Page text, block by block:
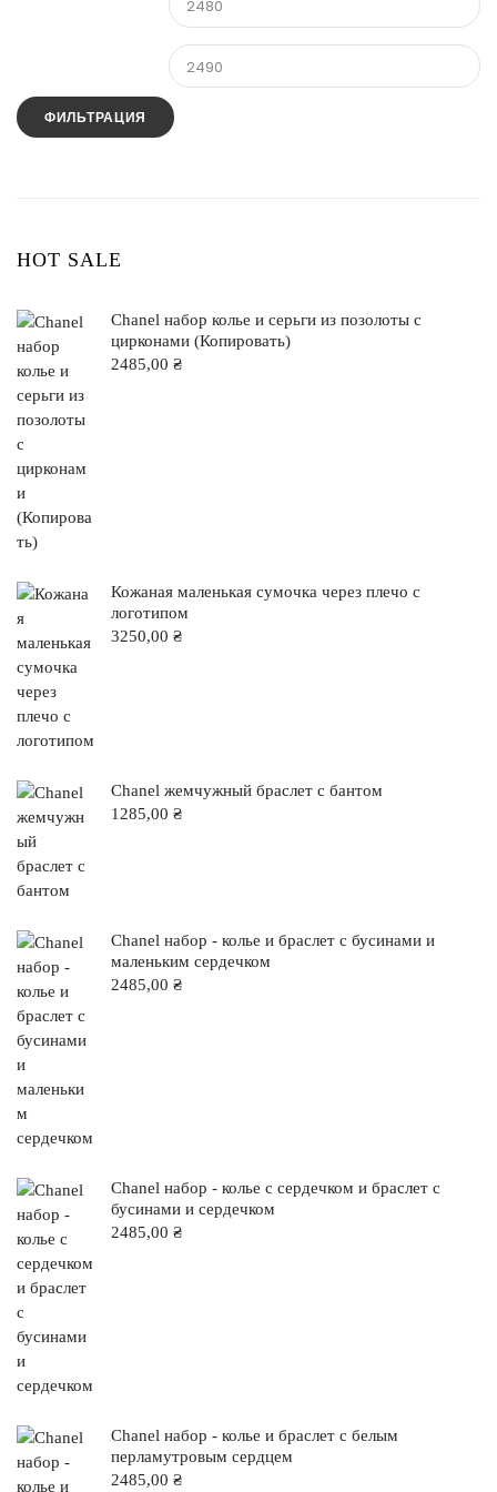
White Gold
Wedding Rings
ФИЛЬТРАЦИЯ
HOT SALE
Chanel набор колье и серьги из позолоты с
цирконами (Копировать)
2485,00 ₴
Кожаная маленькая сумочка через плечо с
логотипом
3250,00 ₴
Chanel жемчужный браслет с бантом
1285,00 ₴
Chanel набор - колье и браслет с бусинами и
маленьким сердечком
2485,00 ₴
Chanel набор - колье с сердечком и браслет с
бусинами и сердечком
2485,00 ₴
Chanel набор - колье и браслет с белым
перламутровым сердцем
2485,00 ₴